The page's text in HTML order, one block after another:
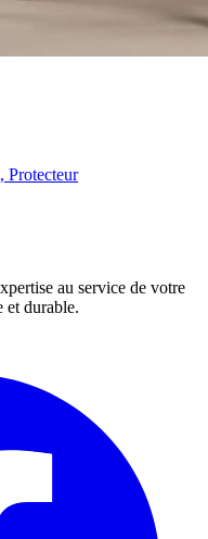
Protecteur
au service de votre
et durable.